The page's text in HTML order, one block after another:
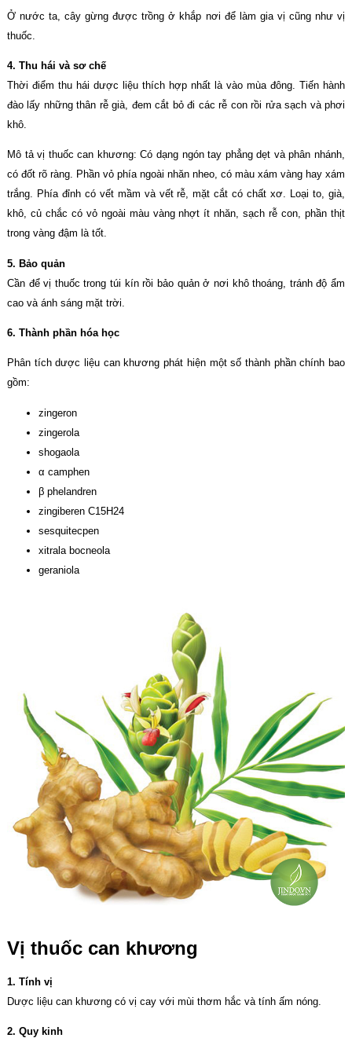
Ở nước ta, cây gừng được trồng ở khắp nơi để làm gia vị cũng như vị
thuốc.
4. Thu hái và sơ chế
Thời điểm thu hái dược liệu thích hợp nhất là vào mùa đông. Tiến hành
đào lấy những thân rễ già, đem cắt bỏ đi các rễ con rồi rửa sạch và phơi
khô.
Mô tả vị thuốc can khương: Có dạng ngón tay phẳng dẹt và phân nhánh,
có đốt rõ ràng. Phần vỏ phía ngoài nhăn nheo, có màu xám vàng hay xám
trắng. Phía đỉnh có vết mầm và vết rễ, mặt cắt có chất xơ. Loại to, già,
khô, củ chắc có vỏ ngoài màu vàng nhợt ít nhăn, sạch rễ con, phần thịt
trong vàng đậm là tốt.
5. Bảo quản
Cần để vị thuốc trong túi kín rồi bảo quản ở nơi khô thoáng, tránh độ ẩm
cao và ánh sáng mặt trời.
6. Thành phần hóa học
Phân tích dược liệu can khương phát hiện một số thành phần chính bao
gồm:
zingeron
zingerola
shogaola
α camphen
β phelandren
zingiberen C15H24
sesquitecpen
xitrala bocneola
geraniola
Vị thuốc can khương
1. Tính vị
Dược liệu can khương có vị cay với mùi thơm hắc và tính ấm nóng.
2. Quy kinh